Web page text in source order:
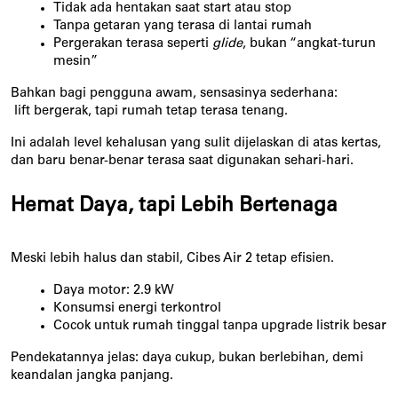
Tidak ada hentakan saat start atau stop
Tanpa getaran yang terasa di lantai rumah
Pergerakan terasa seperti glide, bukan “angkat-turun
mesin”
Bahkan bagi pengguna awam, sensasinya sederhana:
lift bergerak, tapi rumah tetap terasa tenang.
Ini adalah level kehalusan yang sulit dijelaskan di atas kertas,
dan baru benar-benar terasa saat digunakan sehari-hari.
Hemat Daya, tapi Lebih Bertenaga
Meski lebih halus dan stabil, Cibes Air 2 tetap efisien.
Daya motor: 2.9 kW
Konsumsi energi terkontrol
Cocok untuk rumah tinggal tanpa upgrade listrik besar
Pendekatannya jelas: daya cukup, bukan berlebihan, demi
keandalan jangka panjang.